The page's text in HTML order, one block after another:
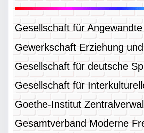
Gesellschaft für
Gewerkschaft Erziehung
Gesellschaft für deutsche
Gesellschaft für
Goethe-Institut
Gesamtverband Moderne